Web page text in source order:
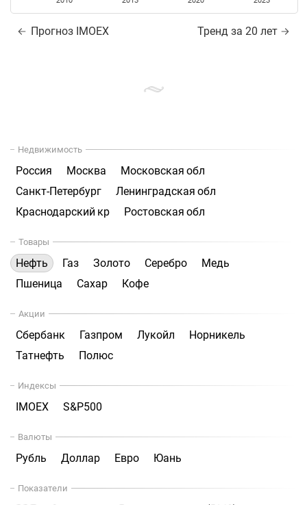
Прогноз IMOEX Тренд за 20 лет
Недвижимость
Россия Москва
Московская обл
Санкт-Петербург
Ленинградская обл
Краснодарский кр
Ростовская обл
Товары
Нефть Газ Золото Серебро
Медь
Пшеница
Сахар Кофе
Акции
Сбербанк Газпром Лукойл
Норникель
Татнефть
Полюс
Индексы
IMOEX S&P500
Валюты
Рубль Доллар Евро Юань
Показатели